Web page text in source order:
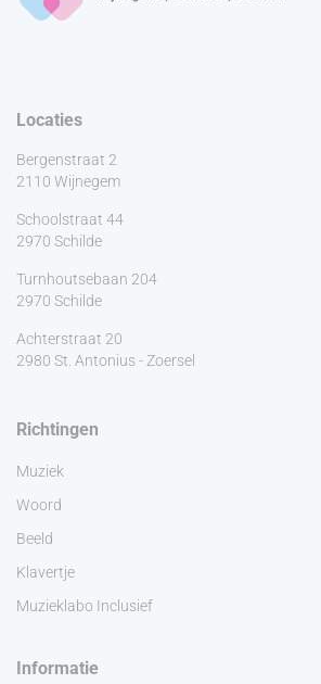
Locaties
Bergenstraat 2
2110 Wijnegem
Schoolstraat 44
2970 Schilde
Turnhoutsebaan 204
2970 Schilde
Achterstraat 20
2980 St. Antonius - Zoersel
Richtingen
Muziek
Woord
Beeld
Klavertje
Muzieklabo Inclusief
Informatie